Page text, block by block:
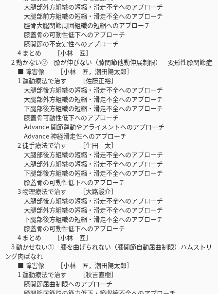
大腿部外方組織の短縮・滑走不全へのアプローチ
大腿部前方組織の短縮・滑走不全へのアプローチ
脛骨大腿関節周囲組織の短縮へのアプローチ
膝蓋骨の可動性低下へのアプローチ
膝関節の不安定性へのアプローチ
4 まとめ ［小林 匠］
2 動かない② 膝が伸びない（膝関節他動伸展制限） 変形性膝関節症
■ 障害像 ［小林 匠，潮田陽太郎］
1 運動療法で治す ［佐藤正裕］
大腿部後方組織の短縮・滑走不全へのアプローチ
大腿部外方組織の短縮・滑走不全へのアプローチ
下腿部後方組織の短縮・滑走不全へのアプローチ
膝蓋骨可動性低下へのアプローチ
Advance 関節運動やアライメントへのアプローチ
Advance 神経滑走性へのアプローチ
2 徒手療法で治す ［生田 太］
大腿部後方組織の短縮・滑走不全へのアプローチ
大腿部外方組織の短縮・滑走不全へのアプローチ
下腿部後方組織の短縮・滑走不全へのアプローチ
膝蓋骨の可動性低下へのアプローチ
3 物理療法で治す ［大路駿介］
大腿部後方組織の短縮・滑走不全へのアプローチ
大腿部外方組織の短縮・滑走不全へのアプローチ
下腿部後方組織の短縮・滑走不全へのアプローチ
膝蓋骨の可動性低下へのアプローチ
4 まとめ ［小林 匠］
3 動かせない① 膝を曲げられない（膝関節自動屈曲制限）ハムストリ
ング肉ばなれ
■ 障害像 ［小林 匠，潮田陽太郎］
1 運動療法で治す ［秋吉直樹］
膝関節屈曲制限へのアプローチ